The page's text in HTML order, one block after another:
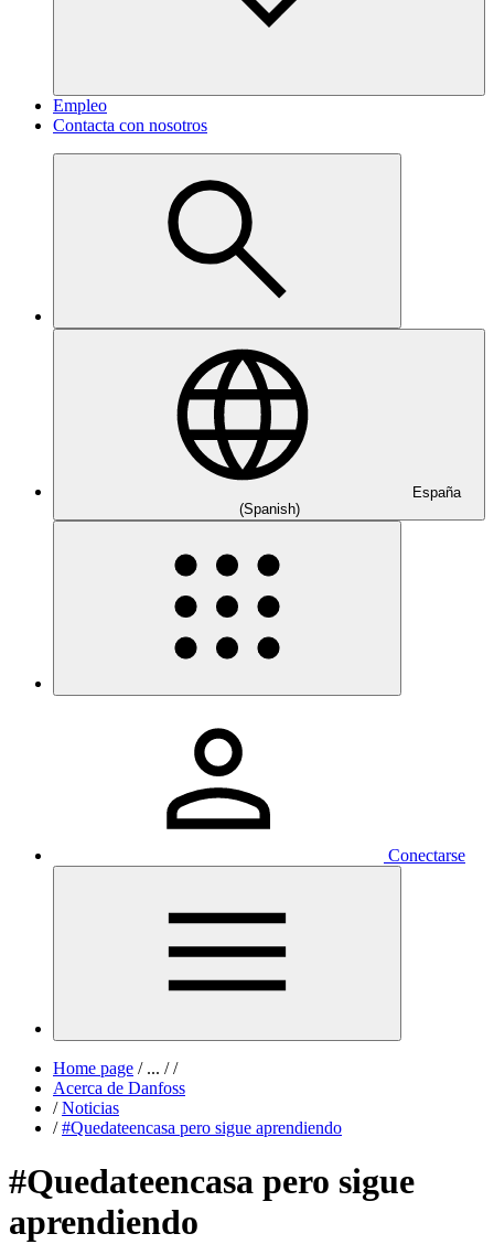
Empleo
Contacta con nosotros
España
(Spanish)
Conectarse
Home page /... / /
Acerca de Danfoss
/ Noticias
/ #Quedateencasa pero sigue aprendiendo
#Quedateencasa pero sigue
aprendiendo